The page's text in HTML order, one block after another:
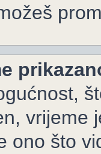
vrijeme
ono što